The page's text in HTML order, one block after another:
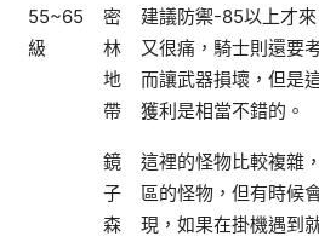
55~65
級
密
林
地
帶
建議防禦-85以上才
又很痛，騎士則還要
而讓武器損壞，但是
獲利是相當不錯的。
鏡
子
森
這裡的怪物比較複雜
區的怪物，但有時候
現，如果在掛機遇到